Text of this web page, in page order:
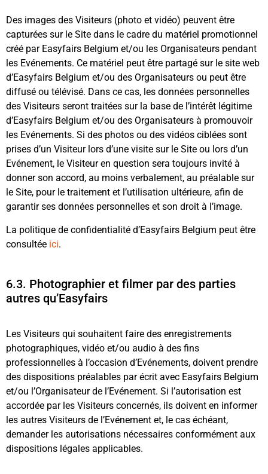
Des images des Visiteurs (photo et vidéo) peuvent être
capturées sur le Site dans le cadre du matériel promotionnel
créé par Easyfairs Belgium et/ou les Organisateurs pendant
les Evénements. Ce matériel peut être partagé sur le site web
d’Easyfairs Belgium et/ou des Organisateurs ou peut être
diffusé ou télévisé. Dans ce cas, les données personnelles
des Visiteurs seront traitées sur la base de l’intérêt légitime
d’Easyfairs Belgium et/ou des Organisateurs à promouvoir
les Evénements. Si des photos ou des vidéos ciblées sont
prises d’un Visiteur lors d’une visite sur le Site ou lors d’un
Evénement, le Visiteur en question sera toujours invité à
donner son accord, au moins verbalement, au préalable sur
le Site, pour le traitement et l’utilisation ultérieure, afin de
garantir ses données personnelles et son droit à l’image.
La politique de confidentialité d’Easyfairs Belgium peut être
consultée ici.
6.3. Photographier et filmer par des parties
autres qu’Easyfairs
Les Visiteurs qui souhaitent faire des enregistrements
photographiques, vidéo et/ou audio à des fins
professionnelles à l’occasion d’Evénements, doivent prendre
des dispositions préalables par écrit avec Easyfairs Belgium
et/ou l’Organisateur de l’Evénement. Si l’autorisation est
accordée par les Visiteurs concernés, ils doivent en informer
les autres Visiteurs de l’Evénement et, le cas échéant,
demander les autorisations nécessaires conformément aux
dispositions légales applicables.